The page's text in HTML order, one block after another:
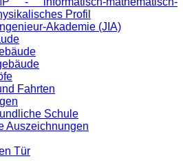
Profil
Akademie (JIA)
Fahrten
Schule
Auszeichnungen
Tür